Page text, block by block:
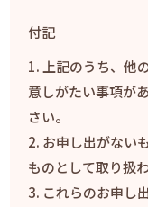
付記
上記のうち、他
意しがたい事項が
さい。
お申し出がない
ものとして取り扱
これらのお申し